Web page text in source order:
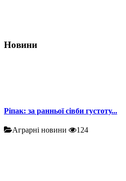
Новини
Ріпак: за ранньої сівби густоту...
Аграрні новини 124